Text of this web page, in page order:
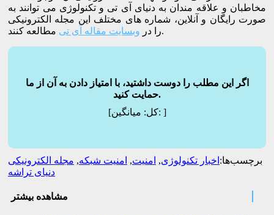
مخاطبان و علاقه مندان به دنیای آی تی و تکنولوژی می توانند به
صورت رایگان و آنلاین، شماره های مختلف این مجله الکترونیکی
را در وبسایت مقاله آی تی مطالعه کنند.
اگر این مطلب را دوست داشتید، با امتیاز دادن به آن از ما
حمایت کنید.
[کل:میانگین: ]
برچسب‌ها: اخبار تکنولوژی, امنیت, امنیت شبکه, مجله الکترونیکی
دنیای تراشه
مشاهده بیشتر